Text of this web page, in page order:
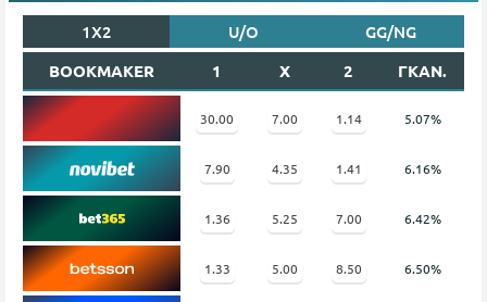
1X2 U/O
GG/NG
BOOKMAKER
1 X 2 ΓΚΑΝ.
30.00 7.00 1.14 5.07%
7.90 4.35 1.41 6.16%
1.36 5.25 7.00 6.42%
1.33 5.00 8.50 6.50%